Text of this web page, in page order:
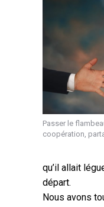
Passer le
coopération,
qu’il allait
départ.
Nous avons